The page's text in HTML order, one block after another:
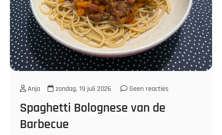
Anja zondag, 19 juli 2026 Geen reacties
Spaghetti Bolognese van de
Barbecue